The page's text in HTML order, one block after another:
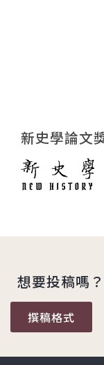
新史學論文
想要投稿嗎
撰稿格式